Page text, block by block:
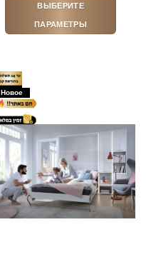
ВЫБЕРИТЕ
ПАРАМЕТРЫ
имеет
несколько
вариаций.
Опции
можно
выбрать
на
странице
товара.
Новое